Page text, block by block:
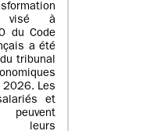
visé à
du Code
a été
tribunal
2026. Les
et
leurs